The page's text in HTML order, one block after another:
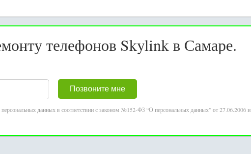
телефонов Skylink в Самаре.
данных в соответствии с законом №152-ФЗ “О персональных данных” от 27.06.2006 и